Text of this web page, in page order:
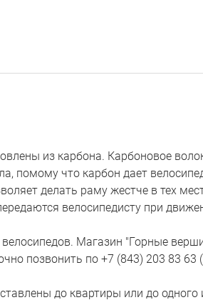
из карбона. Карбоновое
помому что карбон дает
делать раму жестче в тех
велосипедисту при
Магазин "Горные
позвонить по +7 (843) 203 83
до квартиры или до